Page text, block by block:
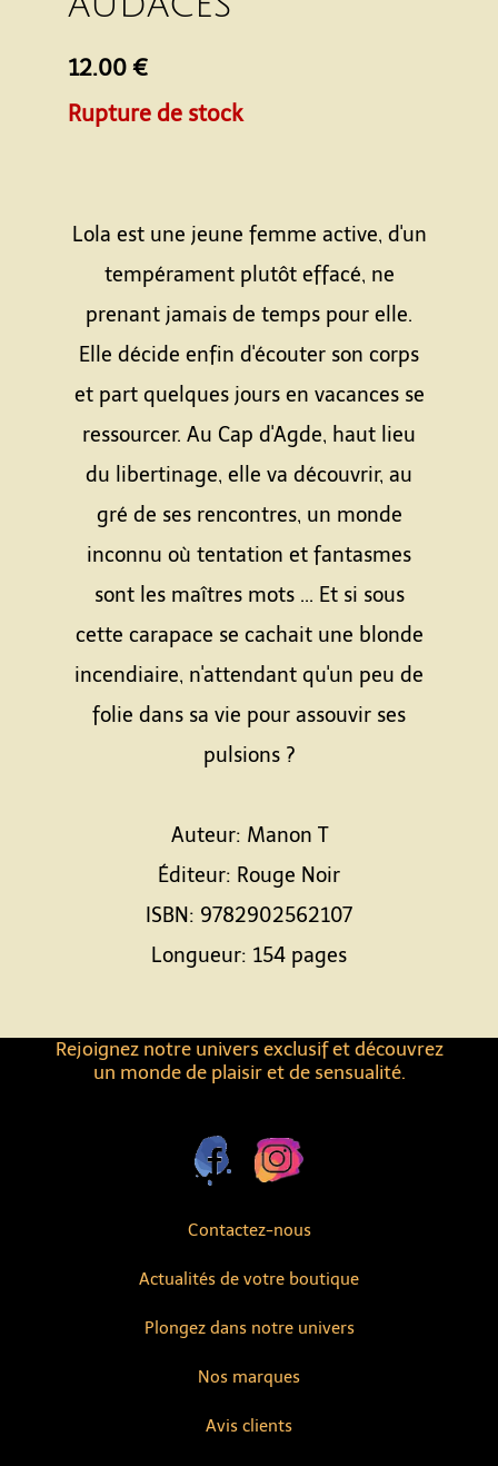
Contactez-nous
Actualités de votre boutique
Avis clients
Nos marques
Rejoignez notre univers exclusif et découvrez
un monde de plaisir et de sensualité.
Plongez dans notre univers
12.00 €
Rupture de stock
Lola est une jeune femme active, d'un
tempérament plutôt effacé, ne
prenant jamais de temps pour elle.
Elle décide enfin d'écouter son corps
et part quelques jours en vacances se
ressourcer. Au Cap d'Agde, haut lieu
du libertinage, elle va découvrir, au
gré de ses rencontres, un monde
inconnu où tentation et fantasmes
sont les maîtres mots ... Et si sous
cette carapace se cachait une blonde
incendiaire, n'attendant qu'un peu de
folie dans sa vie pour assouvir ses
pulsions ?
Auteur: Manon T
Éditeur: Rouge Noir
ISBN: 9782902562107
Longueur: 154 pages